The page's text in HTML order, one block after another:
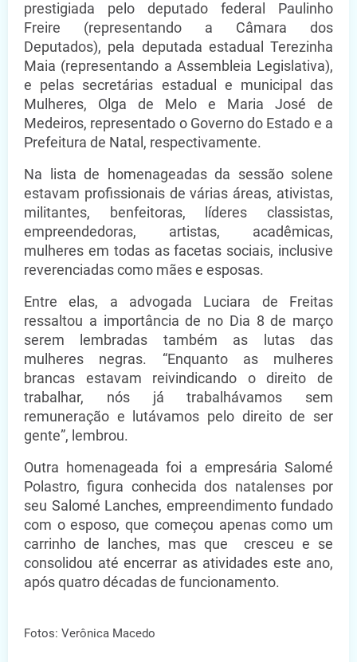
prestigiada pelo deputado federal Paulinho
Freire (representando a Câmara dos
Deputados), pela deputada estadual Terezinha
Maia (representando a Assembleia Legislativa),
e pelas secretárias estadual e municipal das
Mulheres, Olga de Melo e Maria José de
Medeiros, representado o Governo do Estado e a
Prefeitura de Natal, respectivamente.
Na lista de homenageadas da sessão solene
estavam profissionais de várias áreas, ativistas,
militantes, benfeitoras, líderes classistas,
empreendedoras, artistas, acadêmicas,
mulheres em todas as facetas sociais, inclusive
reverenciadas como mães e esposas.
Entre elas, a advogada Luciara de Freitas
ressaltou a importância de no Dia 8 de março
serem lembradas também as lutas das
mulheres negras. “Enquanto as mulheres
brancas estavam reivindicando o direito de
trabalhar, nós já trabalhávamos sem
remuneração e lutávamos pelo direito de ser
gente”, lembrou.
Outra homenageada foi a empresária Salomé
Polastro, figura conhecida dos natalenses por
seu Salomé Lanches, empreendimento fundado
com o esposo, que começou apenas como um
carrinho de lanches, mas que cresceu e se
consolidou até encerrar as atividades este ano,
após quatro décadas de funcionamento.
Fotos: Verônica Macedo